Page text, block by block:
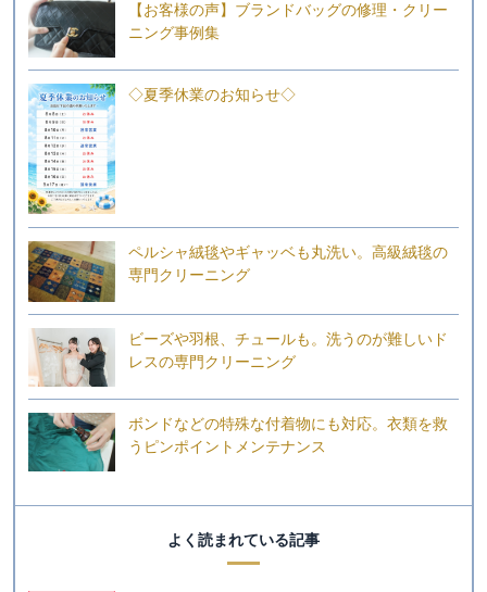
【お客様の声】ブランドバッグの修理・クリー
ニング事例集
◇夏季休業のお知らせ◇
ペルシャ絨毯やギャッベも丸洗い。高級絨毯の
専門クリーニング
ビーズや羽根、チュールも。洗うのが難しいド
レスの専門クリーニング
ボンドなどの特殊な付着物にも対応。衣類を救
うピンポイントメンテナンス
よく読まれている記事